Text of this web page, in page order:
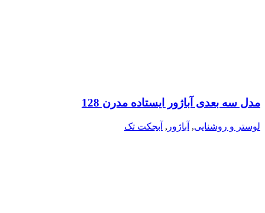
مدل سه بعدی آباژور ایستاده مدرن 128
لوستر و روشنایی, آباژور , آبجکت تک